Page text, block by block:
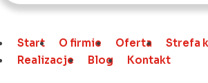
Start O firmie Oferta Strefa
Realizacje
Blog Kontakt